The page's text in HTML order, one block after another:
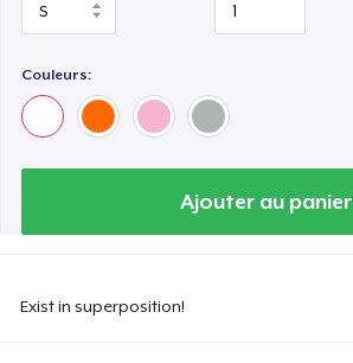
Couleurs:
Ajouter au panier
Exist in superposition!